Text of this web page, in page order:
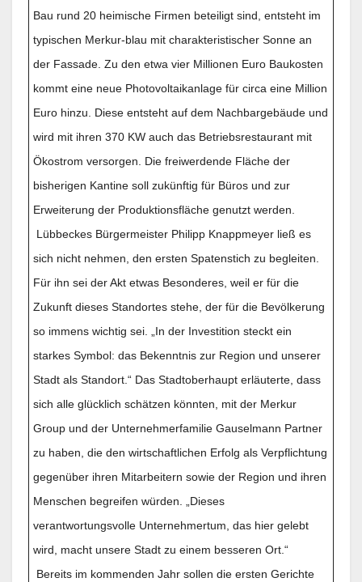
Bau rund 20 heimische Firmen beteiligt sind, entsteht im
typischen Merkur-blau mit charakteristischer Sonne an
der Fassade. Zu den etwa vier Millionen Euro Baukosten
kommt eine neue Photovoltaikanlage für circa eine Million
Euro hinzu. Diese entsteht auf dem Nachbargebäude und
wird mit ihren 370 KW auch das Betriebsrestaurant mit
Ökostrom versorgen. Die freiwerdende Fläche der
bisherigen Kantine soll zukünftig für Büros und zur
Erweiterung der Produktionsfläche genutzt werden.
Lübbeckes Bürgermeister Philipp Knappmeyer ließ es
sich nicht nehmen, den ersten Spatenstich zu begleiten.
Für ihn sei der Akt etwas Besonderes, weil er für die
Zukunft dieses Standortes stehe, der für die Bevölkerung
so immens wichtig sei. „In der Investition steckt ein
starkes Symbol: das Bekenntnis zur Region und unserer
Stadt als Standort.“ Das Stadtoberhaupt erläuterte, dass
sich alle glücklich schätzen könnten, mit der Merkur
Group und der Unternehmerfamilie Gauselmann Partner
zu haben, die den wirtschaftlichen Erfolg als Verpflichtung
gegenüber ihren Mitarbeitern sowie der Region und ihren
Menschen begreifen würden. „Dieses
verantwortungsvolle Unternehmertum, das hier gelebt
wird, macht unsere Stadt zu einem besseren Ort.“
Bereits im kommenden Jahr sollen die ersten Gerichte